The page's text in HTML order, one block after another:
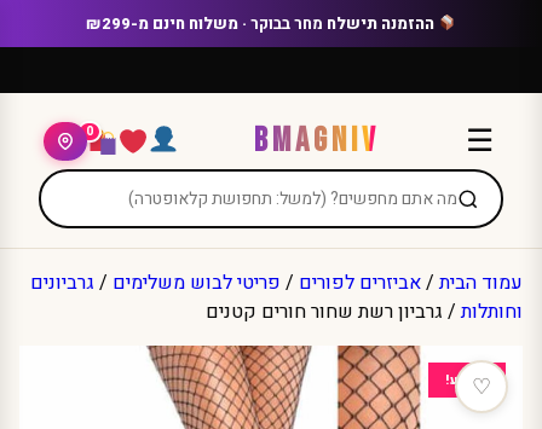
ההזמנה תישלח מחר בבוקר· משלוח חינם מ-₪299
☰
BMAGNIV
0
עמוד הבית/אביזרים לפורים / פריטי לבוש משלימים / גרביונים
וחותלות/ גרביון רשת שחור חורים קטנים
מבצע!
♡